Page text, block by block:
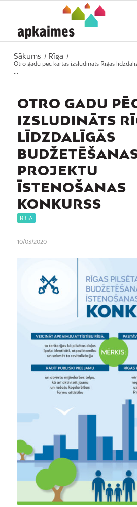
Sākums / Rīga
/
Otro gadu pēc kārtas izsludināts Rīgas
...
OTRO GADU
IZSLUDINĀTS
LĪDZDALĪGĀS
PROJEKTU
ĪSTENOŠANAS
KONKURSS
RĪGA
10/03/2020